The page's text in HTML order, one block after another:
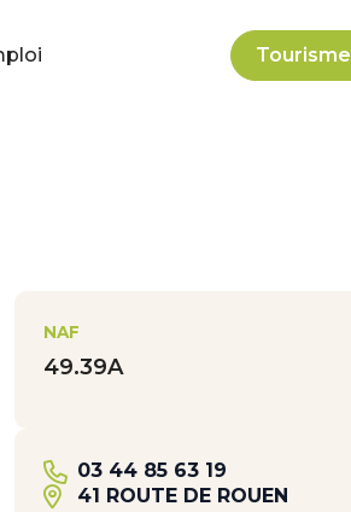
Tourisme
NAF
49.39A
03 44 85 63 19
41 ROUTE DE ROUEN